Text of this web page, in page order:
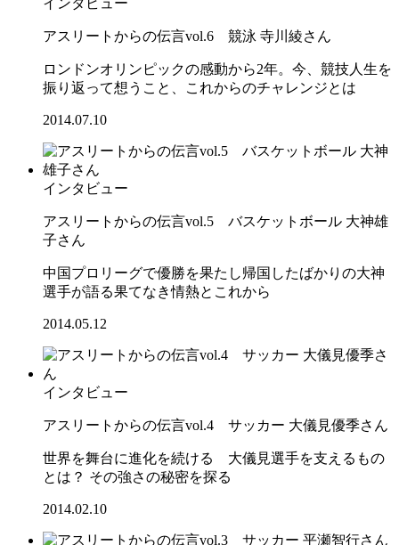
インタビュー
アスリートからの伝言vol.6 競泳 寺川綾さん
ロンドンオリンピックの感動から2年。今、競技人生を
振り返って想うこと、これからのチャレンジとは
2014.07.10
インタビュー
アスリートからの伝言vol.5 バスケットボール 大神雄
子さん
中国プロリーグで優勝を果たし帰国したばかりの大神
選手が語る果てなき情熱とこれから
2014.05.12
インタビュー
アスリートからの伝言vol.4 サッカー 大儀見優季さん
世界を舞台に進化を続ける 大儀見選手を支えるもの
とは？ その強さの秘密を探る
2014.02.10